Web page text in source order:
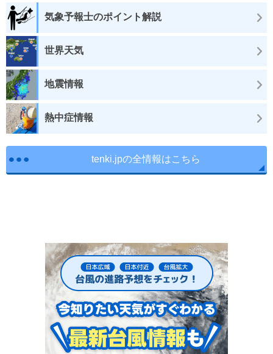
気象予報士のポイント解説
世界天気
地震情報
熱中症情報
tenki.jpの全情報はこちら